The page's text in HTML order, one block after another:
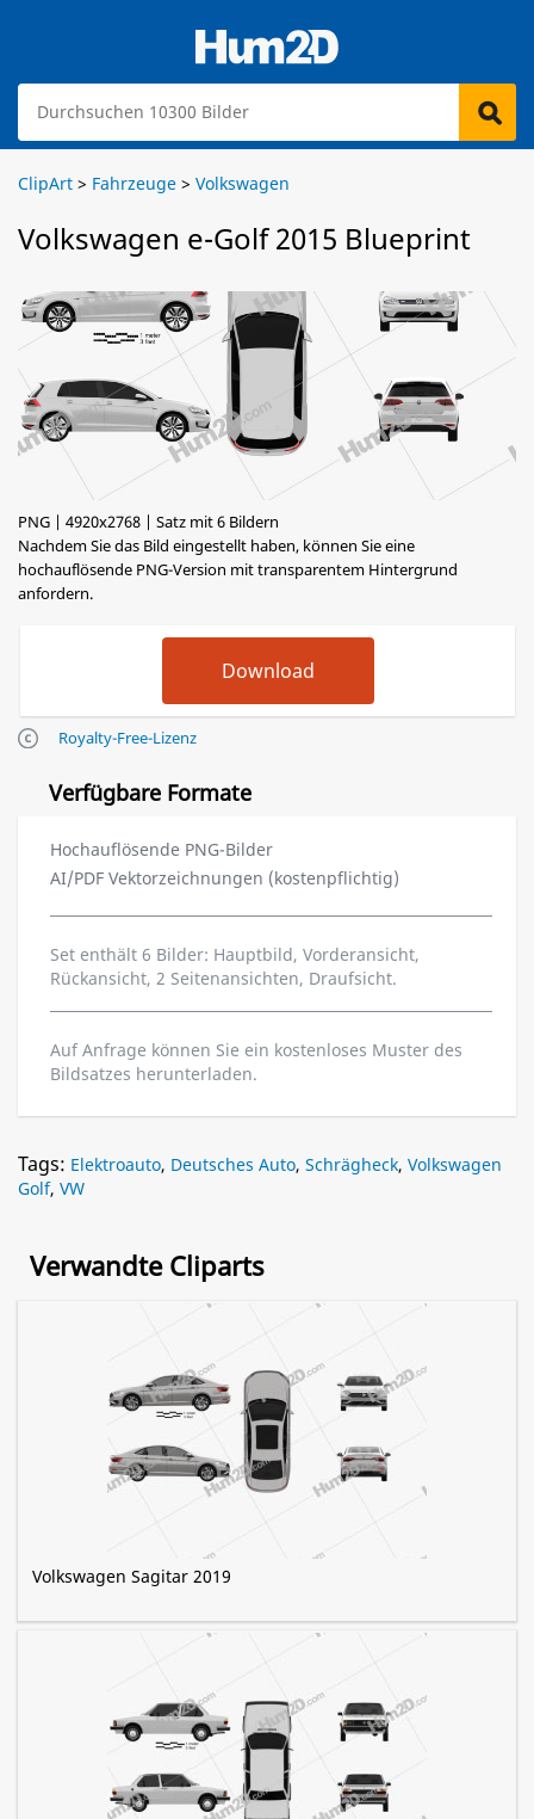
ClipArt > Fahrzeuge > Volkswagen
Volkswagen e-Golf 2015 Blueprint
PNG | 4920x2768 | Satz mit 6 Bildern
Nachdem Sie das Bild eingestellt haben, können Sie eine
hochauflösende PNG-Version mit transparentem Hintergrund
anfordern.
Royalty-Free-Lizenz
Verfügbare Formate
Hochauflösende PNG-Bilder
AI/PDF Vektorzeichnungen (kostenpflichtig)
Set enthält 6 Bilder: Hauptbild, Vorderansicht,
Rückansicht, 2 Seitenansichten, Draufsicht.
Auf Anfrage können Sie ein kostenloses Muster des
Bildsatzes herunterladen.
Tags: Elektroauto, Deutsches Auto, Schrägheck, Volkswagen
Golf, VW
Verwandte Cliparts
Volkswagen Sagitar 2019